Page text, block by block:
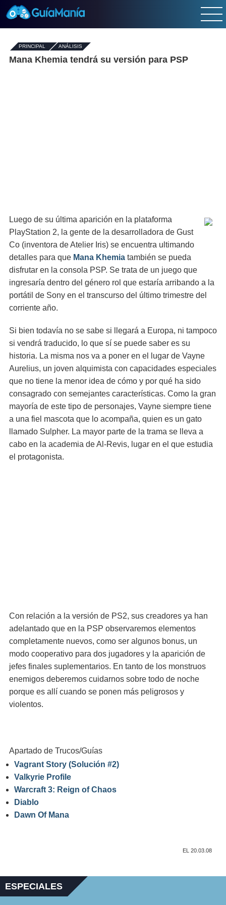
PRINCIPAL - ANÁLISIS
Mana Khemia tendrá su versión para PSP
Luego de su última aparición en la plataforma
PlayStation 2, la gente de la desarrolladora de Gust
Co (inventora de Atelier Iris) se encuentra ultimando
detalles para que Mana Khemia también se pueda
disfrutar en la consola PSP. Se trata de un juego que
ingresaría dentro del género rol que estaría arribando a la
portátil de Sony en el transcurso del último trimestre del
corriente año.
Si bien todavía no se sabe si llegará a Europa, ni tampoco
si vendrá traducido, lo que sí se puede saber es su
historia. La misma nos va a poner en el lugar de Vayne
Aurelius, un joven alquimista con capacidades especiales
que no tiene la menor idea de cómo y por qué ha sido
consagrado con semejantes características. Como la gran
mayoría de este tipo de personajes, Vayne siempre tiene
a una fiel mascota que lo acompaña, quien es un gato
llamado Sulpher. La mayor parte de la trama se lleva a
cabo en la academia de Al-Revis, lugar en el que estudia
el protagonista.
Con relación a la versión de PS2, sus creadores ya han
adelantado que en la PSP observaremos elementos
completamente nuevos, como ser algunos bonus, un
modo cooperativo para dos jugadores y la aparición de
jefes finales suplementarios. En tanto de los monstruos
enemigos deberemos cuidarnos sobre todo de noche
porque es allí cuando se ponen más peligrosos y
violentos.
Apartado de Trucos/Guías
Vagrant Story (Solución #2)
Valkyrie Profile
Warcraft 3: Reign of Chaos
Diablo
Dawn Of Mana
EL 20.03.08
ESPECIALES